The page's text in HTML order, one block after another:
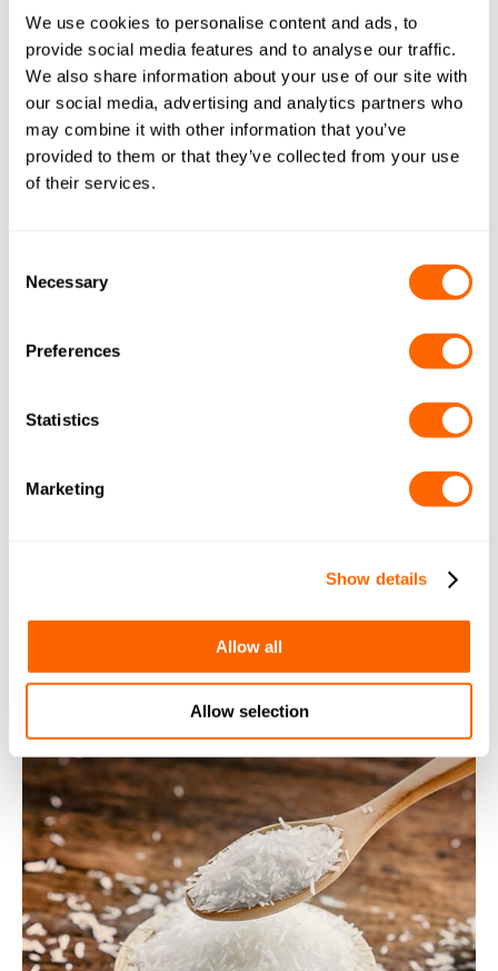
We use cookies to personalise content and ads, to
provide social media features and to analyse our traffic.
We also share information about your use of our site with
our social media, advertising and analytics partners who
may combine it with other information that you’ve
provided to them or that they’ve collected from your use
of their services.
Selection
Necessary
Preferences
Statistics
Marketing
Show details
Allow all
Allow selection
Jacobi offre svariati prodotti a base di carbone attivo per
indesiderati. L’uso del carbone attivo può essere d’aiuto
per i produttori di acido citrico poiché risponde ai loro